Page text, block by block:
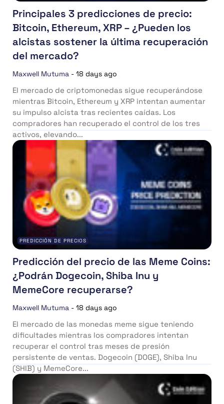
Principales 3 predicciones de precio:
Bitcoin, Ethereum, XRP – ¿Pueden los
alcistas sostener la última recuperación
del mercado?
Maxwell Mutuma - 18 days ago
El mercado de criptomonedas sigue recuperándose
mientras Bitcoin, Ethereum y XRP intentan aumentar
su impulso alcista tras recientes caídas. Los
compradores han recuperado el control de los tres
activos, elevando...
PREDICCIÓN DE PRECIOS
Predicción del precio de las Meme Coins:
¿Podrán Dogecoin, Shiba Inu y
MemeCore recuperarse?
Maxwell Mutuma - 18 days ago
El mercado de las monedas meme sigue teniendo
dificultades mientras los compradores intentan
recuperar el control tras meses de presión
persistente de ventas. Dogecoin (DOGE), Shiba Inu
(SHIB) y MemeCore...